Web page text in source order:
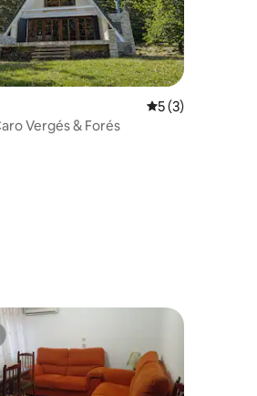
12 omdömen
5 av 5 i
5 (3)
Vergés & Forés